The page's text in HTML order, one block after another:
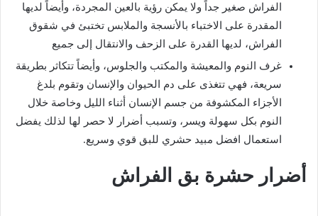
الفراش صغير جداً ولا يمكن رؤية بالعين المجردة، وأيضاً لديها
المقدرة على الاختباء بالأنسجة والملابس تختبئ في شقوق
الفراش، لديها القدرة على الزحف والانتقال إلى جميع
غرف النوم والمعيشة والمكتب والجلوس، وأيضاً تتكاثر بطريقة
سريعة، فهي تتغذى على دم الحيوان والإنسان وتقوم بلدغ
الأجزاء المكشوفة من جسم الإنسان أثناء الليل وخاصة خلال
النوم بكل سهولة ويسر، وتسبب أضرار لا حصر لها لذلك يفضل
استعمال افضل مبيد حشري للبق قوي وسريع.
أضرار حشرة بق الفراش